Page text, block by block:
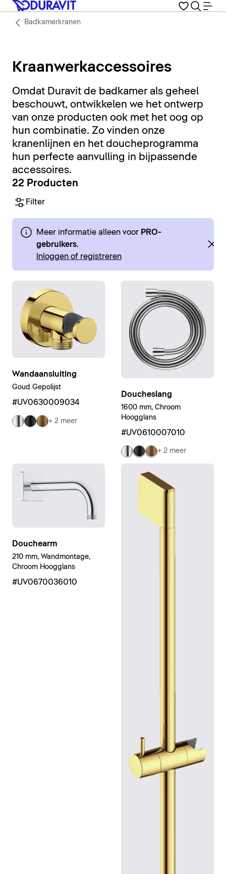
Badkamerkranen
Kraanwerkaccessoires
Omdat Duravit de badkamer als geheel
beschouwt, ontwikkelen we het ontwerp
van onze producten ook met het oog op
hun combinatie. Zo vinden onze
kranenlijnen en het doucheprogramma
hun perfecte aanvulling in bijpassende
accessoires.
22 Producten
Filter
Meer informatie alleen voor PRO-
gebruikers.
Inloggen of registreren
Wandaansluiting
Goud Gepolijst
#UV0630009034
+ 2 meer
Doucheslang
1600 mm, Chroom
Hoogglans
#UV0610007010
+ 2 meer
Douchearm
210 mm, Wandmontage,
Chroom Hoogglans
#UV0670036010